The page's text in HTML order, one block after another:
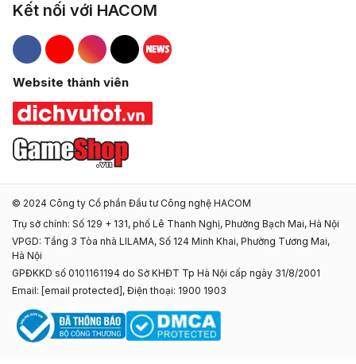
Kết nối với HACOM
Hacom Facebook
Hacom YouTube
Hacom Instagram
Hacom TikTok
Website thành viên
© 2024 Công ty Cổ phần Đầu tư Công nghệ HACOM
Trụ sở chính: Số 129 + 131, phố Lê Thanh Nghị, Phường Bạch Mai, Hà Nội
VPGD: Tầng 3 Tòa nhà LILAMA, Số 124 Minh Khai, Phường Tương Mai,
Hà Nội
GPĐKKD số 0101161194 do Sở KHĐT Tp Hà Nội cấp ngày 31/8/2001
Email: [email protected] , Điện thoại: 1900 1903